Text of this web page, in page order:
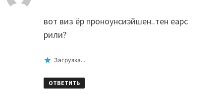
вот виз ёр проноунсиэйшен..тен еарс
рили?
Загрузка...
ОТВЕТИТЬ